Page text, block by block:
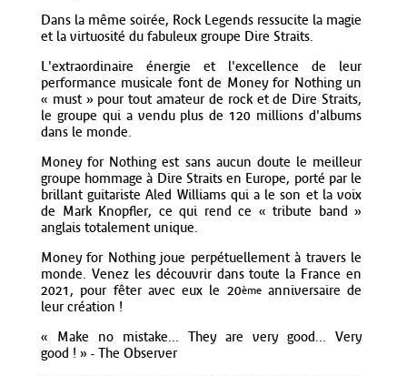
Dans la même soirée, Rock Legends ressucite la magie
et la virtuosité du fabuleux groupe Dire Straits.
L'extraordinaire énergie et l'excellence de leur
performance musicale font de Money for Nothing un
« must » pour tout amateur de rock et de Dire Straits,
le groupe qui a vendu plus de 120 millions d'albums
dans le monde.
Money for Nothing est sans aucun doute le meilleur
groupe hommage à Dire Straits en Europe, porté par le
brillant guitariste Aled Williams qui a le son et la voix
de Mark Knopfler, ce qui rend ce « tribute band »
anglais totalement unique.
Money for Nothing joue perpétuellement à travers le
monde. Venez les découvrir dans toute la France en
2021, pour fêter avec eux le 20èmeanniversaire de
leur création !
« Make no mistake... They are very good... Very
good ! » - The Observer